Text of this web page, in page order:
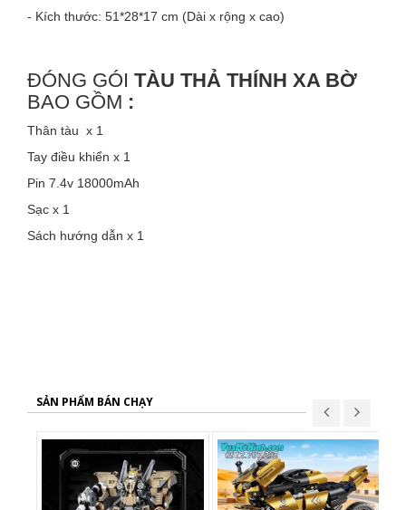
- Kích thước: 51*28*17 cm (Dài x rộng x cao)
ĐÓNG GÓI TÀU THẢ THÍNH XA BỜ
BAO GỒM :
Thân tàu x 1
Tay điều khiển x 1
Pin 7.4v 18000mAh
Sạc x 1
Sách hướng dẫn x 1
SẢN PHẨM BÁN CHẠY